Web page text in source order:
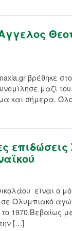
βρέθηκε
μαζί
και σήμερα.
είναι ο
σε Ολυμπιακό
1970.Βεβαίως
[…]